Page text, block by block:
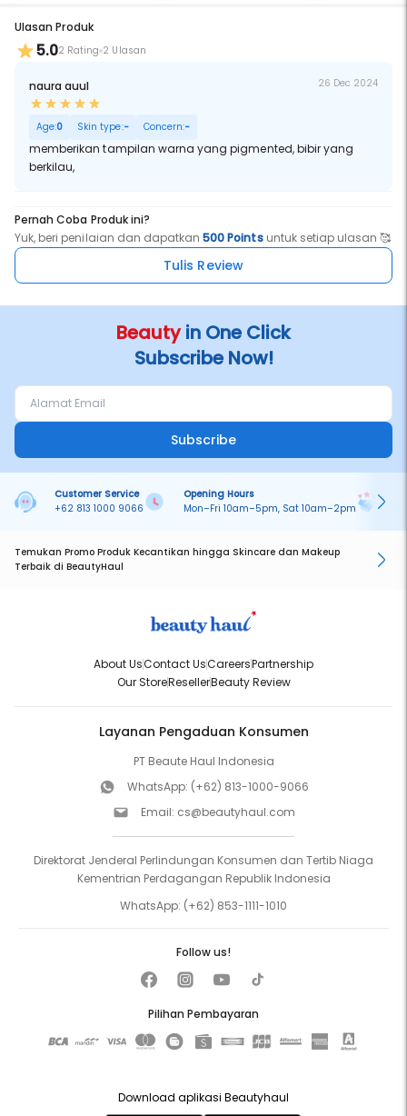
Ulasan Produk
5.02 Rating 2 Ulasan
naura auul 26 Dec 2024
Age:0 Skin type:- Concern:-
memberikan tampilan warna yang pigmented, bibir yang
berkilau,
Pernah Coba Produk ini?
Yuk, beri penilaian dan dapatkan500 Pointsuntuk setiap ulasan 🥰
Tulis Review
Beautyin One Click
Subscribe Now!
Subscribe
Customer Service
+62 813 1000 9066
Opening Hours
Mon–Fri 10am–5pm, Sat 10am–2pm
Temukan Promo Produk Kecantikan hingga Skincare dan Makeup
Terbaik di BeautyHaul
About UsContact UsCareersPartnership
Our StoreResellerBeauty Review
Layanan Pengaduan Konsumen
PT Beaute Haul Indonesia
WhatsApp: (+62) 813-1000-9066
Email: cs@beautyhaul.com
Direktorat Jenderal Perlindungan Konsumen dan Tertib Niaga
Kementrian Perdagangan Republik Indonesia
WhatsApp: (+62) 853-1111-1010
Pilihan Pembayaran
Follow us!
Download aplikasi Beautyhaul